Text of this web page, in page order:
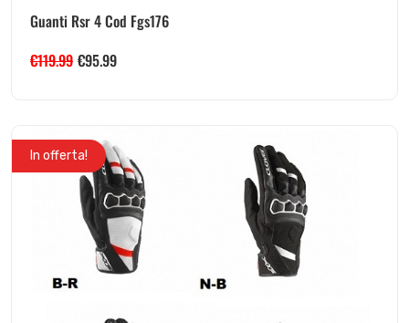
Guanti Rsr 4 Cod Fgs176
€119.99 €95.99
In offerta!